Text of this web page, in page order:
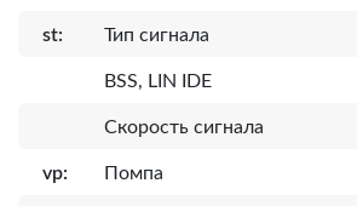
st: Тип сигнала
BSS, LIN IDE
Скорость сигнала
vp: Помпа